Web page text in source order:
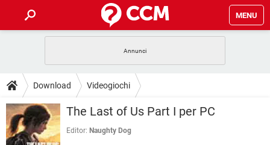
MENU
INTRATTENIMENTO
iOS WINDOWS 10
INSTAGRAM
GUIDE
COVID-19
INTRATTENIMENTO
iOS
DOWNLOAD
COVID-19
FORUM
Download Videogiochi
The Last of Us Part I per PC
Editor: Naughty Dog